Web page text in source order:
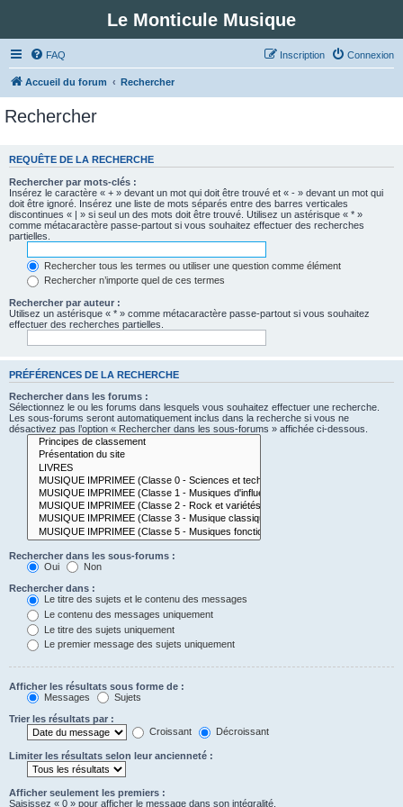
Le Monticule Musique
FAQ Connexion
Inscription
Accueil du forum Rechercher
Rechercher
REQUÊTE DE LA RECHERCHE
Rechercher par mots-clés :
Insérez le caractère « + » devant un mot qui doit être trouvé et « - » devant un mot qui
doit être ignoré. Insérez une liste de mots séparés entre des barres verticales
discontinues « | » si seul un des mots doit être trouvé. Utilisez un astérisque « * »
comme métacaractère passe-partout si vous souhaitez effectuer des recherches
partielles.
Rechercher tous les termes ou utiliser une question comme élément
Rechercher n’importe quel de ces termes
Rechercher par auteur :
Utilisez un astérisque « * » comme métacaractère passe-partout si vous souhaitez
effectuer des recherches partielles.
PRÉFÉRENCES DE LA RECHERCHE
Rechercher dans les forums :
Sélectionnez le ou les forums dans lesquels vous souhaitez effectuer une recherche.
Les sous-forums seront automatiquement inclus dans la recherche si vous ne
désactivez pas l’option « Rechercher dans les sous-forums » affichée ci-dessous.
Rechercher dans les sous-forums :
Oui
Non
Rechercher dans :
Le titre des sujets et le contenu des messages
Le contenu des messages uniquement
Le titre des sujets uniquement
Le premier message des sujets uniquement
Afficher les résultats sous forme de :
Messages
Sujets
Trier les résultats par :
Croissant
Décroissant
Limiter les résultats selon leur ancienneté :
Afficher seulement les premiers :
Saisissez « 0 » pour afficher le message dans son intégralité.